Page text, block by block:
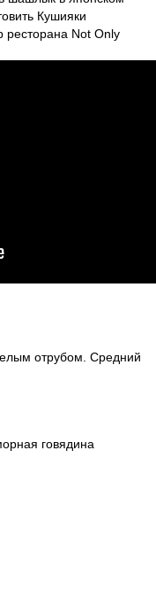
Кушияки
ресторана Not Only
отрубом. Средний
говядина